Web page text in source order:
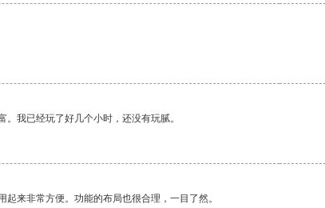
我已经玩了好几个小时，还没有玩腻。
来非常方便。功能的布局也很合理，一目了然。